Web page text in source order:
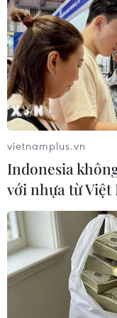
#giá vàng #đồng
#kích thích kinh tế
vietnamplus.vn
Indonesia
với nhựa từ Việt